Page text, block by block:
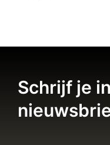
Schrijf je